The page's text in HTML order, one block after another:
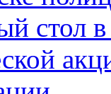
стол